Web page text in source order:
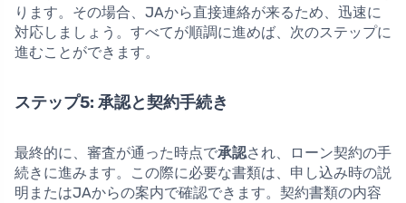
ります。その場合、JAから直接連絡が来るため、迅速に
対応しましょう。すべてが順調に進めば、次のステップに
進むことができます。
ステップ5: 承認と契約手続き
最終的に、審査が通った時点で承認され、ローン契約の手
続きに進みます。この際に必要な書類は、申し込み時の説
明またはJAからの案内で確認できます。契約書類の内容